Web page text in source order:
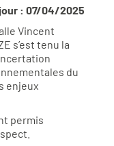
: 07/04/2025
Vincent
s’est tenu la
du
enjeux
permis